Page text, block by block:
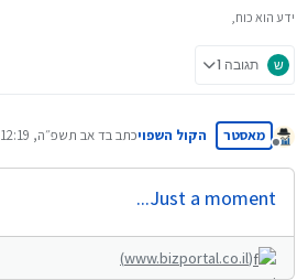
ידע הוא כוח,
ש תגובה 1
מנותק
מאסטר הקול השפויכתב בד אב תשפ״ה, 12:19
נערך לאחרונה על ידי
Just a moment...
(www.bizportal.co.il)